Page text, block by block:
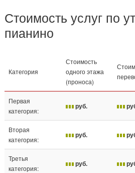
Стоимость услуг по
пианино
Категория
Стоимость
одного этажа
(проноса)
Первая
категория:
руб.
Вторая
категория:
руб.
Третья
категория:
руб.